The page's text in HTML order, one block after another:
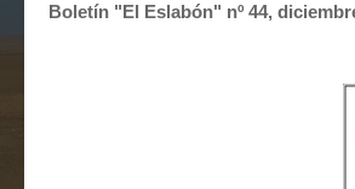
Boletín "El Eslabón" nº 44,